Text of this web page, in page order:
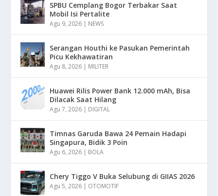
SPBU Cemplang Bogor Terbakar Saat
Mobil Isi Pertalite
Agu 9, 2026 NEWS
Serangan Houthi ke Pasukan Pemerintah
Picu Kekhawatiran
Agu 8, 2026 MILITER
Huawei Rilis Power Bank 12.000 mAh, Bisa
Dilacak Saat Hilang
Agu 7, 2026 DIGITAL
Timnas Garuda Bawa 24 Pemain Hadapi
Singapura, Bidik 3 Poin
Agu 6, 2026 BOLA
Chery Tiggo V Buka Selubung di GIIAS 2026
Agu 5, 2026 OTOMOTIF